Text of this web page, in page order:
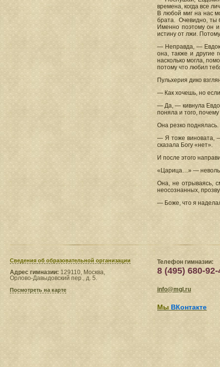
времена, когда все
В любой миг на нас
брата. Очевидно, ты
Именно поэтому он
истину от лжи.
— Неправда, —
она, также и другие
насколько могла,
потому что любил
Пульхерия дико
— Как хочешь, но
— Да, — кивнула
поняла и того,
Она резко поднялась.
— Я тоже виновата, —
сказала Богу «нет».
И после этого
«Царица…» —
Она, не отрываясь,
неосознанных,
— Боже, что я
Сведения​ об образовательной организации
Адрес гимназии: 129110, Москва,
Орлово-Давыдовский пер., д. 5.
Посмотреть на карте
Телефон гимназии:
8 (495) 680-92-
info@mgl.ru
Мы ВКонтакте